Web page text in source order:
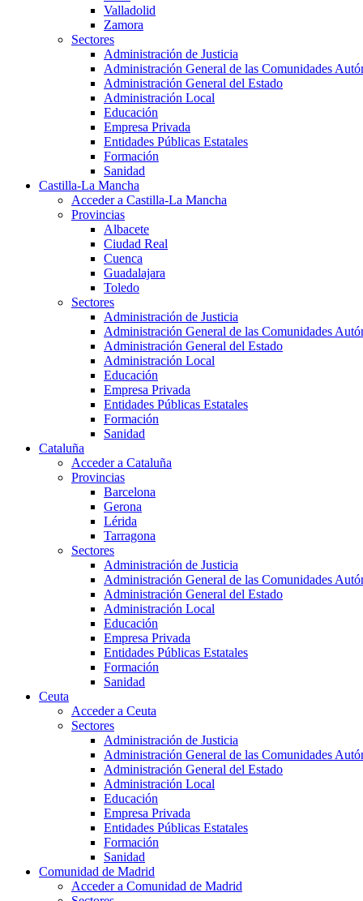
Valladolid
Zamora
Sectores
Administración de Justicia
Administración General de las Comunidades
Administración General del Estado
Administración Local
Educación
Empresa Privada
Entidades Públicas Estatales
Formación
Sanidad
Castilla-La Mancha
Acceder a Castilla-La Mancha
Provincias
Albacete
Ciudad Real
Cuenca
Guadalajara
Toledo
Sectores
Administración de Justicia
Administración General de las Comunidades
Administración General del Estado
Administración Local
Educación
Empresa Privada
Entidades Públicas Estatales
Formación
Sanidad
Cataluña
Acceder a Cataluña
Provincias
Barcelona
Gerona
Lérida
Tarragona
Sectores
Administración de Justicia
Administración General de las Comunidades
Administración General del Estado
Administración Local
Educación
Empresa Privada
Entidades Públicas Estatales
Formación
Sanidad
Ceuta
Acceder a Ceuta
Sectores
Administración de Justicia
Administración General de las Comunidades
Administración General del Estado
Administración Local
Educación
Empresa Privada
Entidades Públicas Estatales
Formación
Sanidad
Comunidad de Madrid
Acceder a Comunidad de Madrid